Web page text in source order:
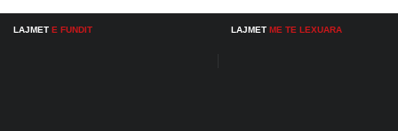
LAJMET E FUNDIT LAJMET ME TE LEXUARA